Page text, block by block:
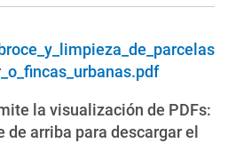
la visualización de PDFs:
de arriba para descargar el